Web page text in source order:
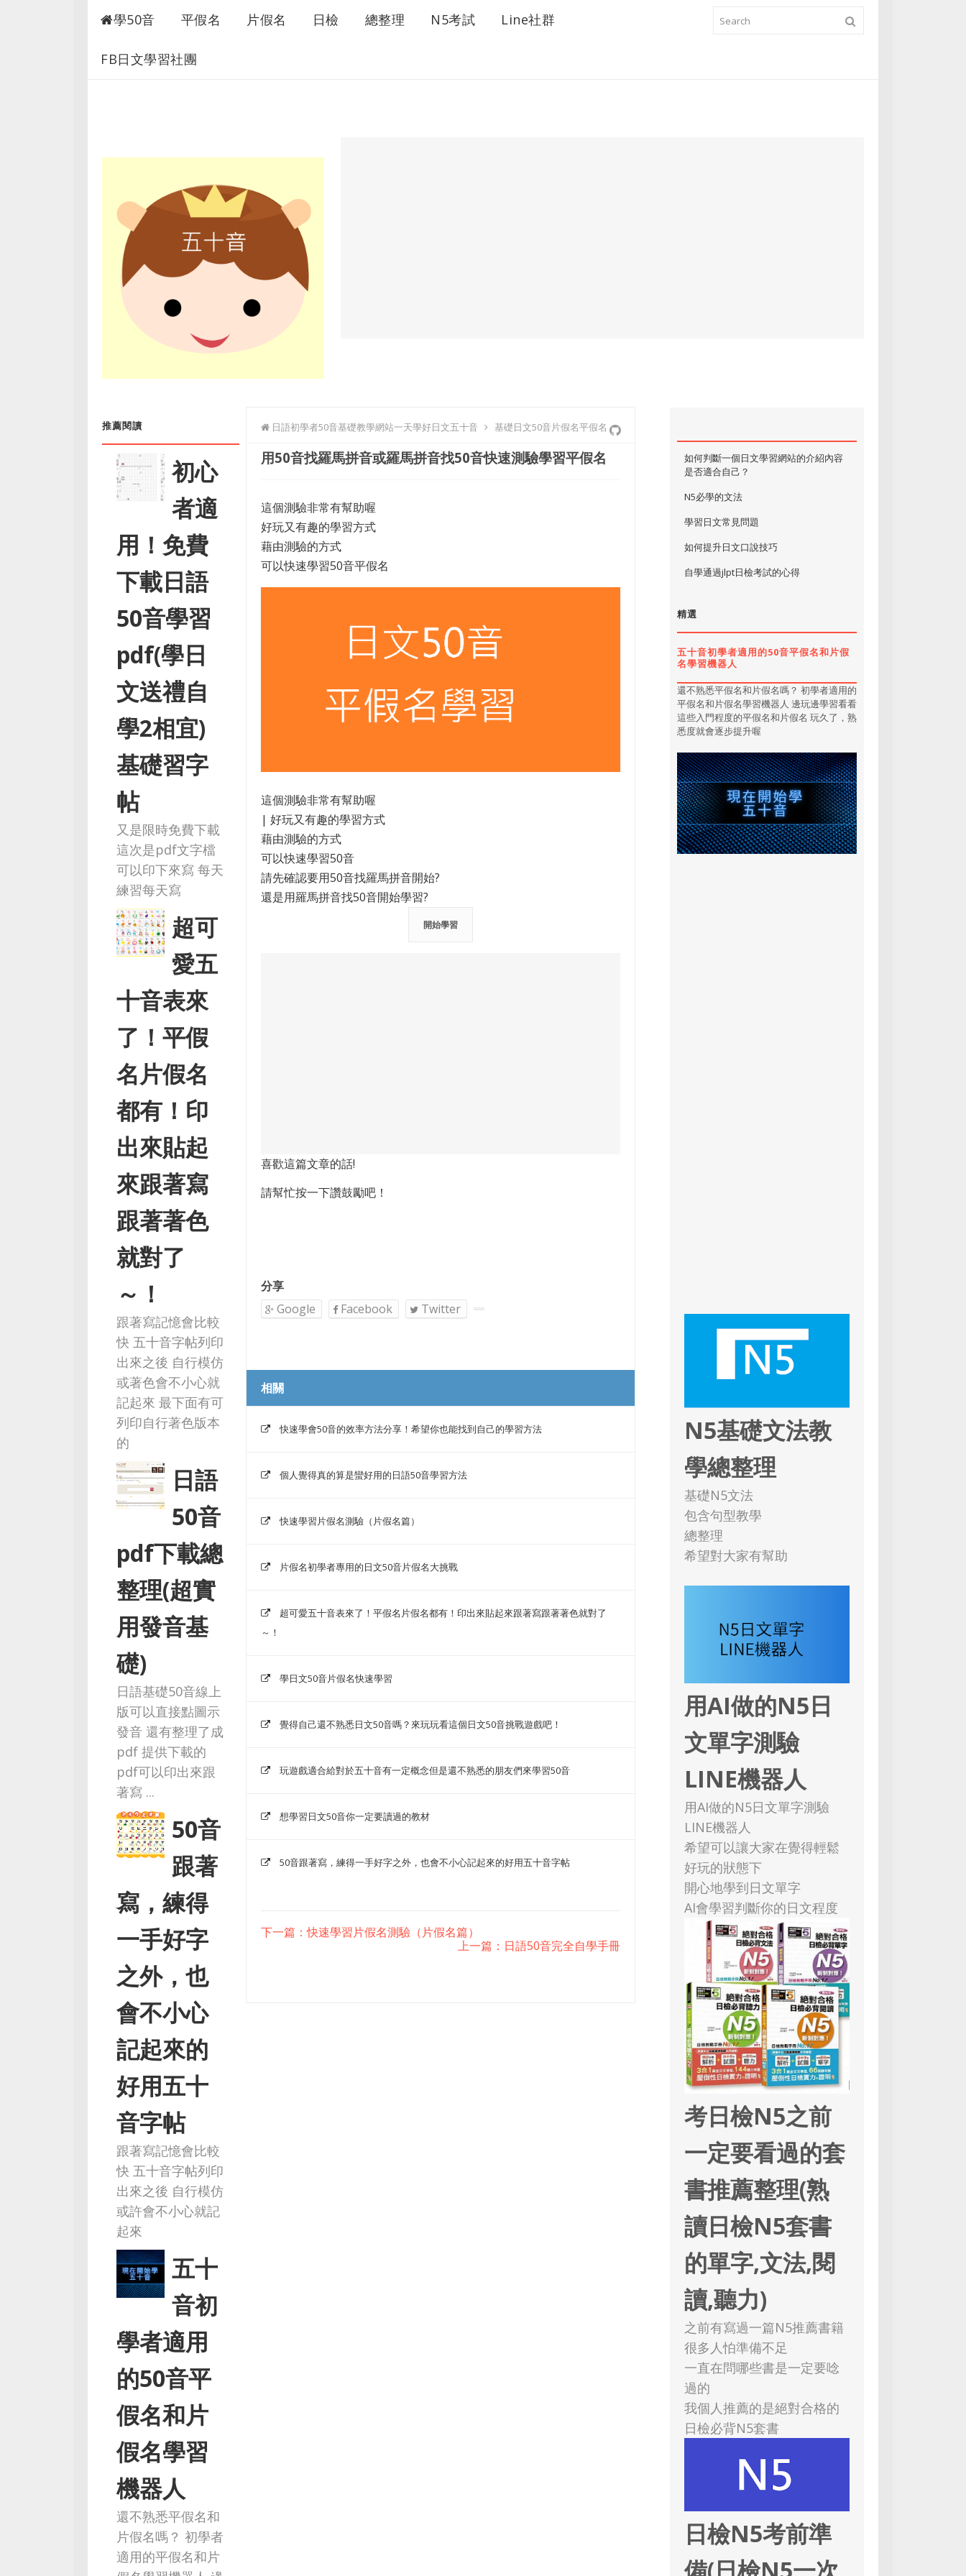
學50音 平假名 片假名 日檢 總整理 N5考試 Line社群
FB日文學習社團
推薦閱讀
初心
者適
用！免費
下載日語
50音學習
pdf(學日
文送禮自
學2相宜)
基礎習字
帖
又是限時免費下載
這次是pdf文字檔
可以印下來寫 每天
練習每天寫
超可
愛五
十音表來
了！平假
名片假名
都有！印
出來貼起
來跟著寫
跟著著色
就對了
～！
跟著寫記憶會比較
快 五十音字帖列印
出來之後 自行模仿
或著色會不小心就
記起來 最下面有可
列印自行著色版本
的
日語
50音
pdf下載總
整理(超實
用發音基
礎)
日語基礎50音線上
版可以直接點圖示
發音 還有整理了成
pdf 提供下載的
pdf可以印出來跟
著寫 ...
50音
跟著
寫，練得
一手好字
之外，也
會不小心
記起來的
好用五十
音字帖
跟著寫記憶會比較
快 五十音字帖列印
出來之後 自行模仿
或許會不小心就記
起來
五十
音初
學者適用
的50音平
假名和片
假名學習
機器人
還不熟悉平假名和
片假名嗎？ 初學者
適用的平假名和片
日語初學者50音基礎教學網站一天學好日文五十音 基礎日文50音片假名平假名
用50音找羅馬拼音或羅馬拼音找50音快速測驗學習平假名
這個測驗非常有幫助喔
好玩又有趣的學習方式
藉由測驗的方式
可以快速學習50音平假名
這個測驗非常有幫助喔
| 好玩又有趣的學習方式
藉由測驗的方式
可以快速學習50音
請先確認要用50音找羅馬拼音開始?
還是用羅馬拼音找50音開始學習?
開始學習
喜歡這篇文章的話!
請幫忙按一下讚鼓勵吧！
分享
Google
Facebook Twitter
相關
快速學會50音的效率方法分享！希望你也能找到自己的學習方法
個人覺得真的算是蠻好用的日語50音學習方法
快速學習片假名測驗（片假名篇）
片假名初學者專用的日文50音片假名大挑戰
超可愛五十音表來了！平假名片假名都有！印出來貼起來跟著寫跟著著色就對了
～！
學日文50音片假名快速學習
覺得自己還不熟悉日文50音嗎？來玩玩看這個日文50音挑戰遊戲吧！
玩遊戲適合給對於五十音有一定概念但是還不熟悉的朋友們來學習50音
想學習日文50音你一定要讀過的教材
50音跟著寫，練得一手好字之外，也會不小心記起來的好用五十音字帖
下一篇：快速學習片假名測驗（片假名篇）
上一篇：日語50音完全自學手冊
如何判斷一個日文學習網站的介紹內容
是否適合自己？
N5必學的文法
學習日文常見問題
如何提升日文口說技巧
自學通過jlpt日檢考試的心得
精選
五十音初學者適用的50音平假名和片假
名學習機器人
還不熟悉平假名和片假名嗎？ 初學者適用的
平假名和片假名學習機器人 邊玩邊學習看看
這些入門程度的平假名和片假名 玩久了，熟
悉度就會逐步提升喔
N5基礎文法教
學總整理
基礎N5文法
包含句型教學
總整理
希望對大家有幫助
用AI做的N5日
文單字測驗
LINE機器人
用AI做的N5日文單字測驗
LINE機器人
希望可以讓大家在覺得輕鬆
好玩的狀態下
開心地學到日文單字
AI會學習判斷你的日文程度
考日檢N5之前
一定要看過的套
書推薦整理(熟
讀日檢N5套書
的單字,文法,閱
讀,聽力)
之前有寫過一篇N5推薦書籍
很多人怕準備不足
一直在問哪些書是一定要唸
過的
我個人推薦的是絕對合格的
日檢必背N5套書
日檢N5考前準